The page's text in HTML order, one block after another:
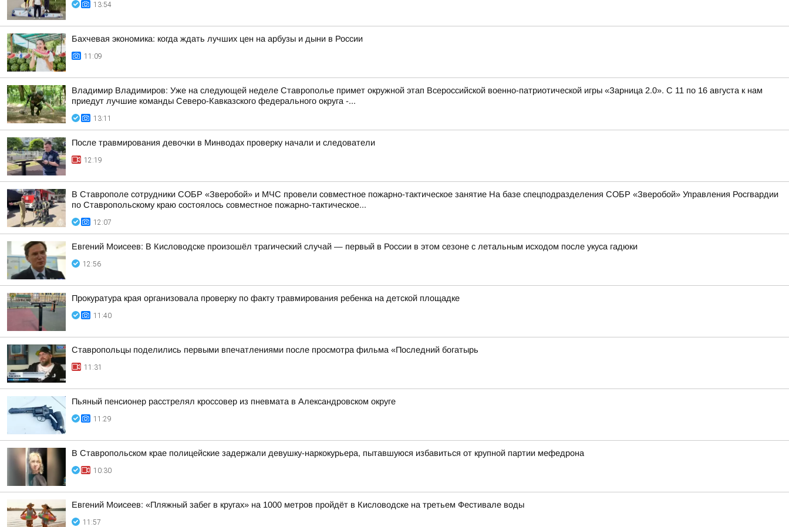
13:54
Бахчевая экономика: когда ждать лучших цен на арбузы и дыни в России
11:09
Владимир Владимиров: Уже на следующей неделе Ставрополье примет окружной этап Всероссийской военно-патриотической игры «Зарница 2.0». С 11 по 16 августа к нам
приедут лучшие команды Северо-Кавказского федерального округа -...
13:11
После травмирования девочки в Минводах проверку начали и следователи
12:19
В Ставрополе сотрудники СОБР «Зверобой» и МЧС провели совместное пожарно-тактическое занятие На базе спецподразделения СОБР «Зверобой» Управления Росгвардии
по Ставропольскому краю состоялось совместное пожарно-тактическое...
12:07
Евгений Моисеев: В Кисловодске произошёл трагический случай — первый в России в этом сезоне с летальным исходом после укуса гадюки
12:56
Прокуратура края организовала проверку по факту травмирования ребенка на детской площадке
11:40
Ставропольцы поделились первыми впечатлениями после просмотра фильма «Последний богатырь
11:31
Пьяный пенсионер расстрелял кроссовер из пневмата в Александровском округе
11:29
В Ставропольском крае полицейские задержали девушку-наркокурьера, пытавшуюся избавиться от крупной партии мефедрона
10:30
Евгений Моисеев: «Пляжный забег в кругах» на 1000 метров пройдёт в Кисловодске на третьем Фестивале воды
11:57